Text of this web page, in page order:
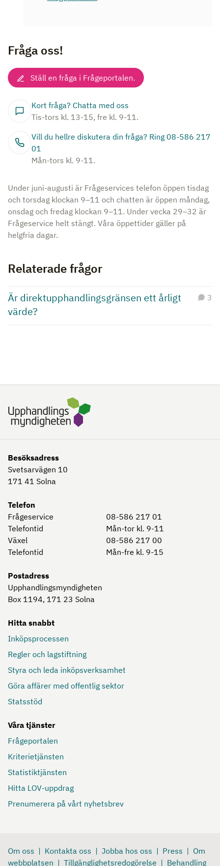
Fråga oss!
Ställ en fråga i Frågeportalen.
Kort fråga? Chatta med oss
Tis-tors kl. 13-15, fre kl. 9-11.
Vill du hellre diskutera din fråga? Ring 08-586 217
01
Mån-tors kl. 9-11.
Under juni-augusti är Frågeservices telefon öppen tisdag
och torsdag klockan 9–11 och chatten är öppen måndag,
onsdag och fredag klockan 9–11. Under vecka 29–32 är
Frågeservice helt stängt. Våra öppettider gäller på
helgfria dagar.
Relaterade frågor
Är direktupphandlingsgränsen ett årligt
värde?
3
Besöksadress
Svetsarvägen 10
171 41 Solna
Telefon
Frågeservice
08-586 217 01
Telefontid
Mån-tor kl. 9-11
Växel
08-586 217 00
Telefontid
Mån-fre kl. 9-15
Postadress
Upphandlingsmyndigheten
Box 1194, 171 23 Solna
Hitta snabbt
Inköpsprocessen
Regler och lagstiftning
Styra och leda inköpsverksamhet
Göra affärer med offentlig sektor
Statsstöd
Våra tjänster
Frågeportalen
Kriterietjänsten
Statistiktjänsten
Hitta LOV-uppdrag
Prenumerera på vårt nyhetsbrev
Om oss Kontakta oss Jobba hos oss Press
Om
webbplatsen
Tillgänglighetsredogörelse Behandling